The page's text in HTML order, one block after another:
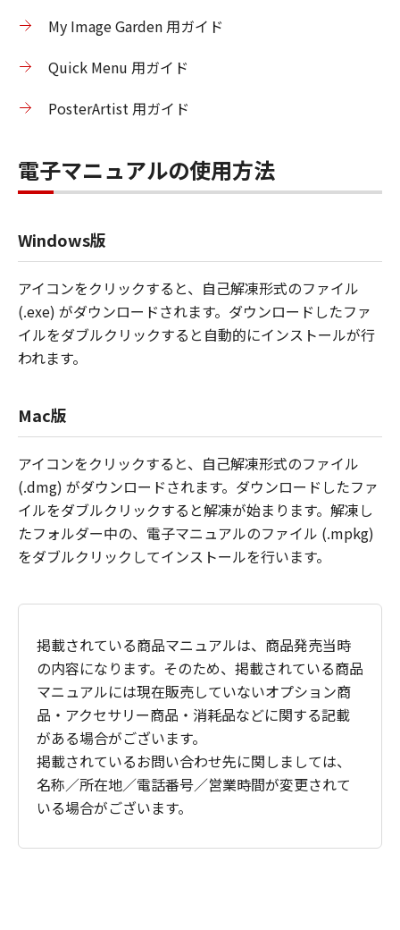
My Image Garden 用ガイド
Quick Menu 用ガイド
PosterArtist 用ガイド
電子マニュアルの使用方法
Windows版
アイコンをクリックすると、自己解凍形式のファイル
(.exe) がダウンロードされます。ダウンロードしたファ
イルをダブルクリックすると自動的にインストールが行
われます。
Mac版
アイコンをクリックすると、自己解凍形式のファイル
(.dmg) がダウンロードされます。ダウンロードしたファ
イルをダブルクリックすると解凍が始まります。解凍し
たフォルダー中の、電子マニュアルのファイル (.mpkg)
をダブルクリックしてインストールを行います。
掲載されている商品マニュアルは、商品発売当時
の内容になります。そのため、掲載されている商品
マニュアルには現在販売していないオプション商
品・アクセサリー商品・消耗品などに関する記載
がある場合がございます。
掲載されているお問い合わせ先に関しましては、
名称／所在地／電話番号／営業時間が変更されて
いる場合がございます。